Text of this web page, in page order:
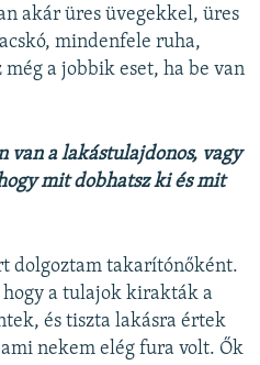
akár üres üvegekkel, üres
mindenfele ruha,
a jobbik eset, ha be van
van a lakástulajdonos, vagy
mit dobhatsz ki és mit
dolgoztam takarítónőként.
a tulajok kirakták a
és tiszta lakásra értek
nekem elég fura volt. Ők